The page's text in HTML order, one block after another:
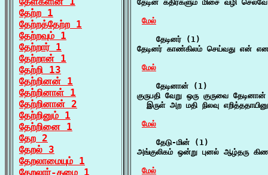
தேற்ற 1
தேற்றத்தேற்ற 1
தேற்றவும் 1
தேற்றார் 1
தேற்றான் 1
தேற்றி 13
தேற்றினன் 1
தேற்றினாள் 1
தேற்றினான் 2
தேற்றினும் 1
தேற்றினை 1
தேற 2
தேறல் 3
தேறலாமையும் 1
தேறலார்-தமை 1
தேடின கதிர்களும் மிசை வழி
மேல்
    தேடினர் (1)
தேடினர் காண்கிலம் செய்வது என்
மேல்
    தேடினான் (1)
குருபதி வேறு ஒரு குருவை தேடினான்
இருள் அற மதி நிலவு
மேல்
    தேடு-மின் (1)
அங்குலிகம் ஒன்று புனல் ஆழ்தரு
மேல்